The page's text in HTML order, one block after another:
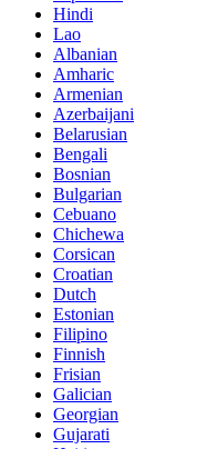
Hindi
Lao
Albanian
Amharic
Armenian
Azerbaijani
Belarusian
Bengali
Bosnian
Bulgarian
Cebuano
Chichewa
Corsican
Croatian
Dutch
Estonian
Filipino
Finnish
Frisian
Galician
Georgian
Gujarati